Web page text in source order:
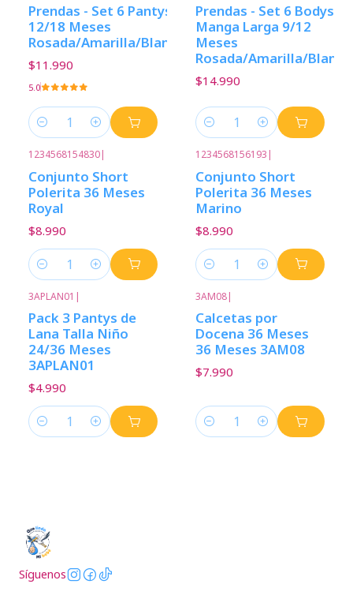
Prendas - Set 6 Pantys
12/18 Meses
Rosada/Amarilla/Blanca
$11.990
5.0
Cantidad
Prendas - Set 6 Bodys
Manga Larga 9/12
Meses
Rosada/Amarilla/Blanca
$14.990
Cantidad
1234568154830|
Conjunto Short
Polerita 36 Meses
Royal
$8.990
Cantidad
1234568156193 |
Conjunto Short
Polerita 36 Meses
Marino
$8.990
Cantidad
3APLAN01 |
Pack 3 Pantys de
Lana Talla Niño
24/36 Meses
3APLAN01
$4.990
Cantidad
3AM08|
Calcetas por
Docena 36 Meses
36 Meses 3AM08
$7.990
Cantidad
Síguenos